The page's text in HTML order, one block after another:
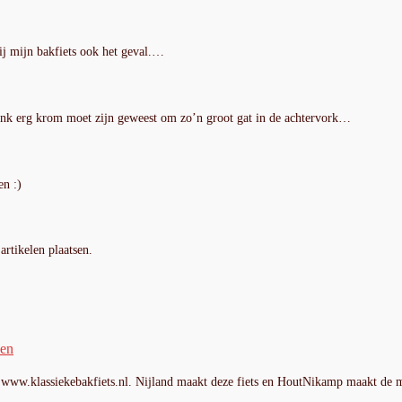
mijn bakfiets ook het geval.…
erg krom moet zijn geweest om zo’n groot gat in de achtervork…
:)
plaatsen.
Nijland maakt deze fiets en HoutNikamp maakt de